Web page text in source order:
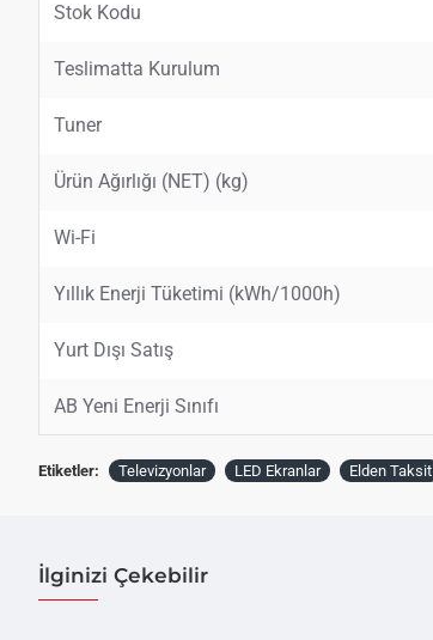
Stok Kodu
Teslimatta Kurulum
Tuner
Ürün Ağırlığı (NET) (kg)
Wi-Fi
Yıllık Enerji Tüketimi (kWh/1000h)
Yurt Dışı Satış
AB Yeni Enerji Sınıfı
Etiketler: Televizyonlar LED Ekranlar Elden Taksit
İlginizi Çekebilir